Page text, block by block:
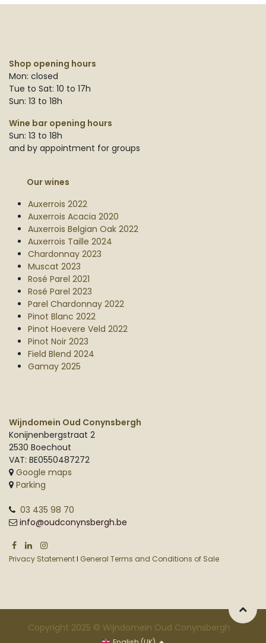
Shop opening hours
Mon: closed
Tue to Sat: 10 to 17h
Sun: 13 to 18h
Wine bar opening hours
Sun: 13 to 18h
and by appointment for groups
Our wines
Auxerrois 2022
Auxerrois Acacia 2020
Auxerrois Belgian Oak 2022
Auxerrois Taille 2024
Chardonnay 2023
Muscat 2023
Rosé Parel 2021
Rosé Parel 2023
Parel Chardonnay 2022
Pinot Blanc 2022
Pinot Hoevere Veld 2022
Pinot Noir 2023
Field Blend 2024
Gamay 2025
Wijndomein Oud Conynsbergh
Konijnenbergstraat 2
2530 Boechout
VAT: BE0550487272
Google maps
Parking
03 435 98 70
info@oudconynsbergh.be
Privacy StatementI General Terms and Conditions of Sale
Copyright 2025 © Wijndomein Oud Conynsbergh